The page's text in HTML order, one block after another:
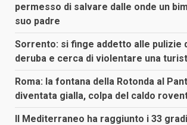
permesso di salvare dalle onde un
suo padre
Sorrento: si finge addetto alle pulizie
deruba e cerca di violentare una
Roma: la fontana della Rotonda al
diventata gialla, colpa del caldo
Il Mediterraneo ha raggiunto i 33